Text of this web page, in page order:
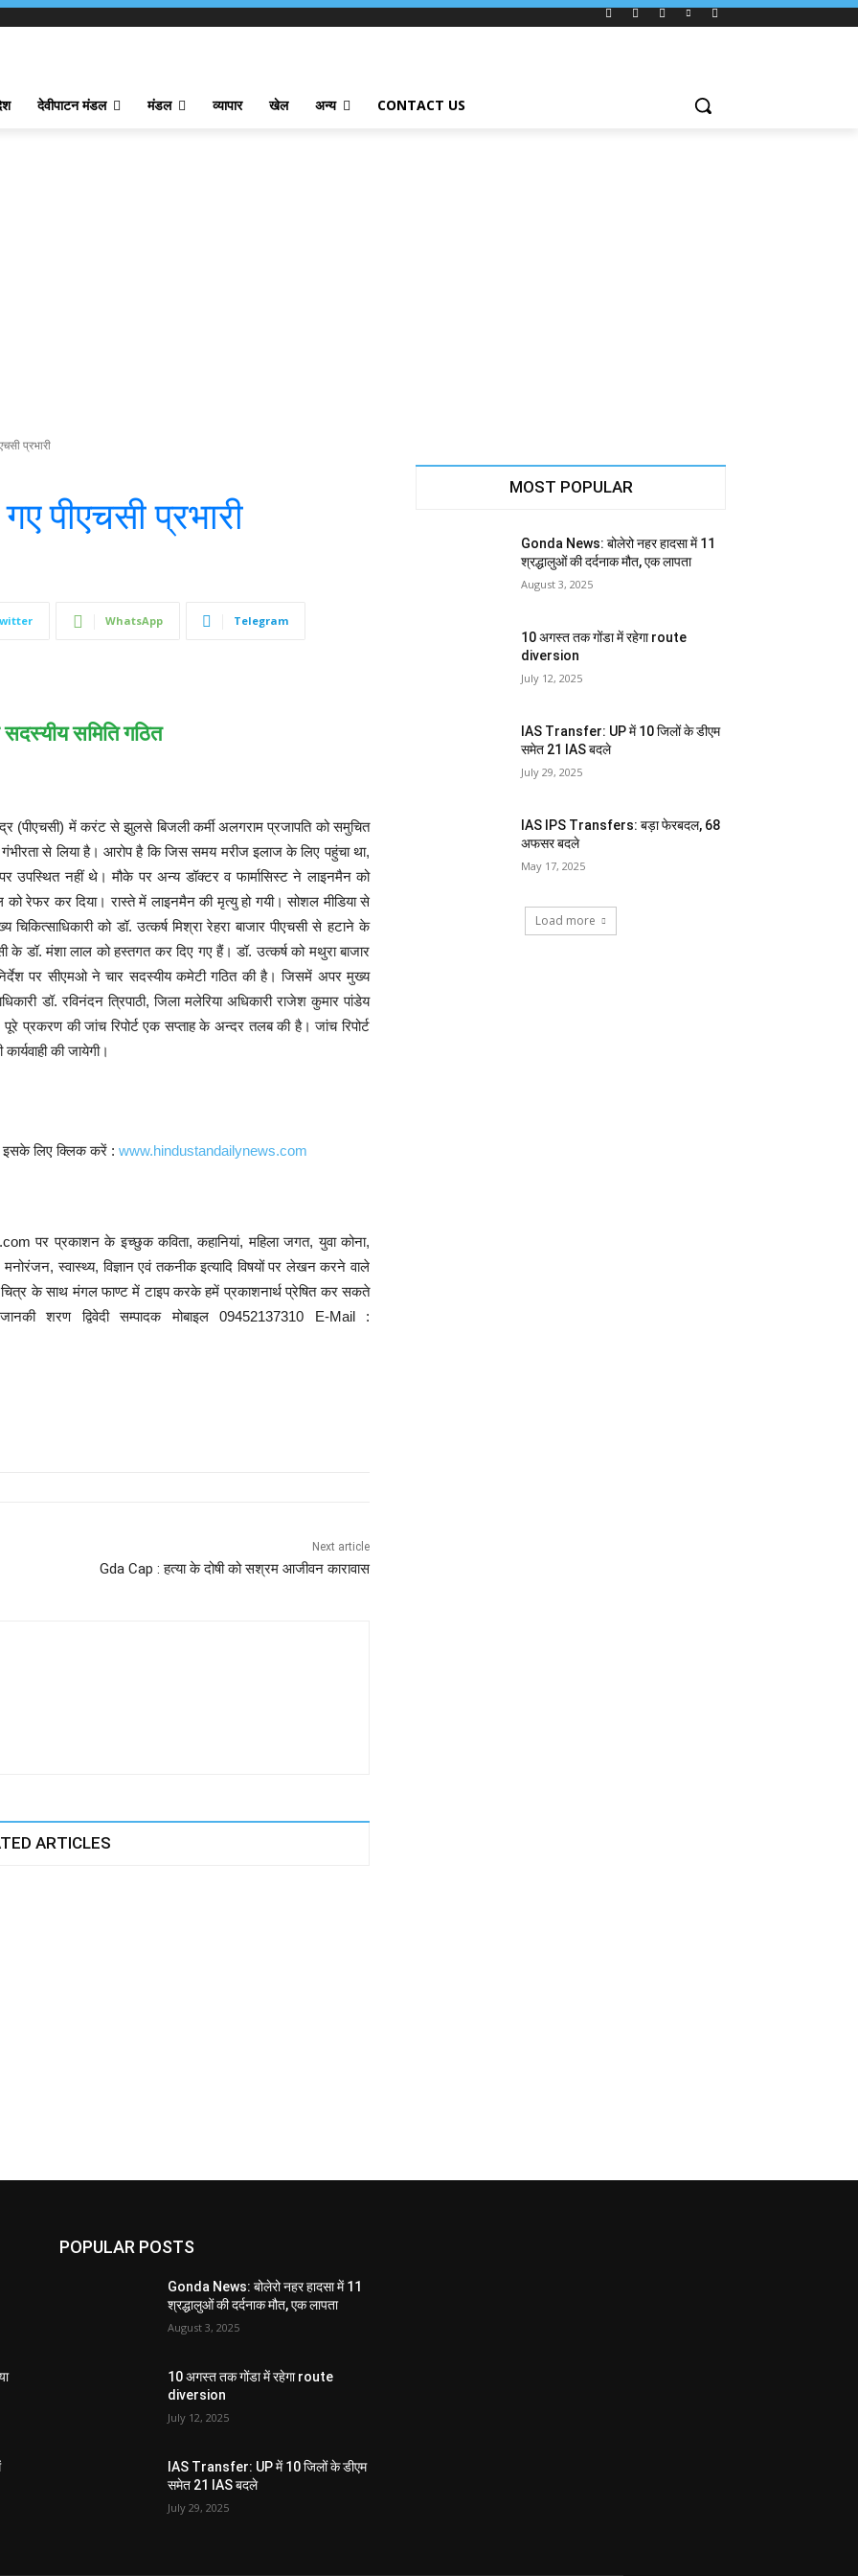
देवीपाटन मंडल मंडल व्यापार खेल अन्य CONTACT US
प्रभारी
पीएचसी प्रभारी
WhatsApp Telegram
समिति गठित
(पीएचसी) में करंट से झुलसे बिजली कर्मी अलगराम प्रजापति को समुचित
से लिया है। आरोप है कि जिस समय मरीज इलाज के लिए पहुंचा था,
पर उपस्थित नहीं थे। मौके पर अन्य डॉक्टर व फार्मासिस्ट ने लाइनमैन को
को रेफर कर दिया। रास्ते में लाइनमैन की मृत्यु हो गयी। सोशल मीडिया से
चिकित्साधिकारी को डॉ. उत्कर्ष मिश्रा रेहरा बाजार पीएचसी से हटाने के
के डॉ. मंशा लाल को हस्तगत कर दिए गए हैं। डॉ. उत्कर्ष को मथुरा बाजार
निर्देश पर सीएमओ ने चार सदस्यीय कमेटी गठित की है। जिसमें अपर मुख्य
डॉ. रविनंदन त्रिपाठी, जिला मलेरिया अधिकारी राजेश कुमार पांडेय
प्रकरण की जांच रिपोर्ट एक सप्ताह के अन्दर तलब की है। जांच रिपोर्ट
की जायेगी।
इसके लिए क्लिक करें : www.hindustandailynews.com
पर प्रकाशन के इच्छुक कविता, कहानियां, महिला जगत, युवा कोना,
मनोरंजन, स्वास्थ्य, विज्ञान एवं तकनीक इत्यादि विषयों पर लेखन करने वाले
चित्र के साथ मंगल फाण्ट में टाइप करके हमें प्रकाशनार्थ प्रेषित कर सकते
शरण द्विवेदी सम्पादक मोबाइल 09452137310 E-Mail :
Next article
Gda Cap : हत्या के दोषी को सश्रम आजीवन कारावास
ARTICLES
MOST POPULAR
Gonda News: बोलेरो नहर हादसा में 11
श्रद्धालुओं की दर्दनाक मौत, एक लापता
August 3, 2025
10 अगस्त तक गोंडा में रहेगा route
diversion
July 12, 2025
IAS Transfer: UP में 10 जिलों के डीएम
समेत 21 IAS बदले
July 29, 2025
IAS IPS Transfers: बड़ा फेरबदल, 68
अफसर बदले
May 17, 2025
Load more
POPULAR POSTS
Gonda News: बोलेरो नहर हादसा में 11
श्रद्धालुओं की दर्दनाक मौत, एक लापता
August 3, 2025
10 अगस्त तक गोंडा में रहेगा route
diversion
July 12, 2025
IAS Transfer: UP में 10 जिलों के डीएम
समेत 21 IAS बदले
July 29, 2025